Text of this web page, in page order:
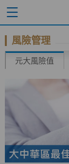
風險管理
元大風險值